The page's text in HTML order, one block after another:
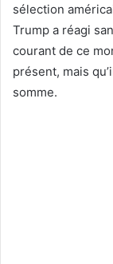
sélection
Trump a réagi
courant de ce
présent, mais
somme.